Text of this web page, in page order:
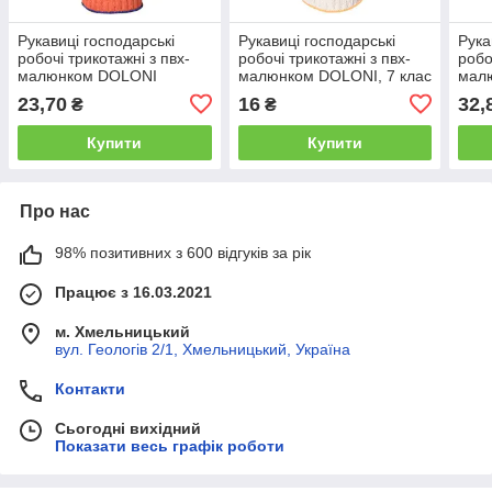
Рукавиці господарські
робочі трикотажні з пвх-
малюнком DOLONI
Жовтогарячий 10 клас 10
(XL)(526)
23,70 ₴
Купити
Рукавиці господарські
робочі трикотажні з пвх-
малюнком DOLONI, 7 клас
16₴
Купити
Про нас
98% позитивних з 600 відгуків за рік
Працює з 16.03.2021
м. Хмельницький
вул. Геологів 2/1, Хмельницький, Україна
Контакти
Сьогодні вихідний
Показати весь графік роботи